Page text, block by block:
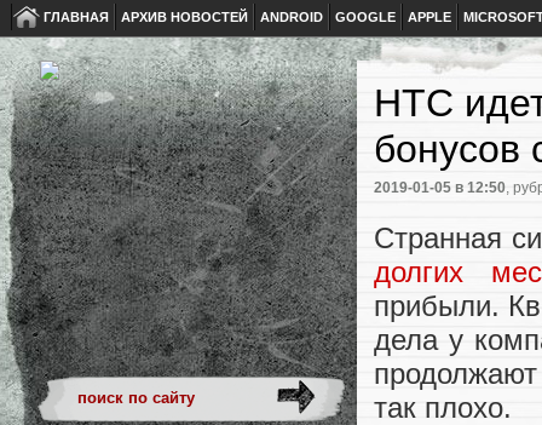
ГЛАВНАЯ АРХИВ НОВОСТЕЙ ANDROID GOOGLE APPLE
HTC
бонусов
2019-01-05 в 12:50,
Странная
долгих
прибыли.
дела у
так плохо.